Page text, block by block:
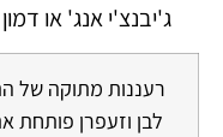
ג'יבנצ'י אנג' או דמון 100 מ"ל או דה פרפיום לאישה
רעננות מתוקה של
לבן וזעפרן פותחת